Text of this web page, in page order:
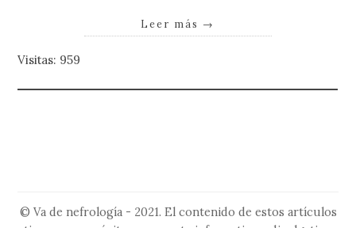
Leer más →
Visitas: 959
© Va de nefrología - 2021. El contenido de estos artículos